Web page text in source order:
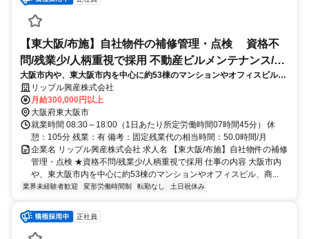
【東大阪/布施】自社物件の補修管理・点検 資格不
問/残業少/人柄重視で採用 不動産ビルメンテナンス/管
理員
大阪市内や、東大阪市内を中心に約53棟のマンションやオフィスビル、
商業ビル、さらにはコインパーキングなどの管理を行っている当社に
て、自社物件の補修作業の管理や点検をお任せします。
リップル興産株式会社
月給300,000円以上
大阪府東大阪市
就業時間 08:30～18:00（1日あたり所定労働時間07時間45分） 休
憩：105分 残業：有 備考：固定残業代の相当時間：50.0時間/月
企業名 リップル興産株式会社 求人名 【東大阪/布施】自社物件の補修
管理・点検 ★資格不問/残業少/人柄重視で採用 仕事の内容 大阪市内
や、東大阪市内を中心に約53棟のマンションやオフィスビル、商...
業界未経験者歓迎 変形労働時間制 転勤なし 土日祝休み
正社員